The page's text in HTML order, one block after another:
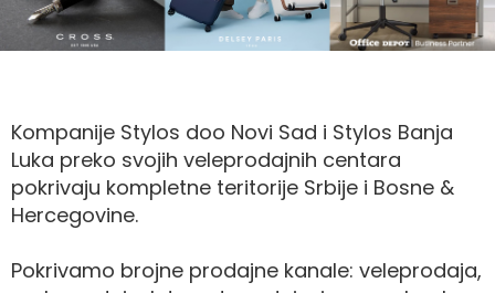
Kompanije Stylos doo Novi Sad i Stylos Banja
Luka preko svojih veleprodajnih centara
pokrivaju kompletne teritorije Srbije i Bosne &
Hercegovine.
Pokrivamo brojne prodajne kanale: veleprodaja,